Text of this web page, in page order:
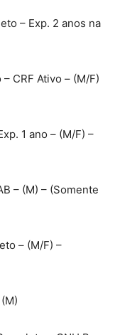
– Exp. 2 anos na
CRF Ativo – (M/F)
1 ano – (M/F) –
– (M) – (Somente
– (M/F) –